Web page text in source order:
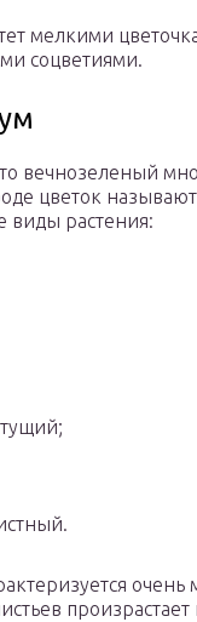
мелкими
соцветиями.
вечнозеленый
цветок называют
виды растения: